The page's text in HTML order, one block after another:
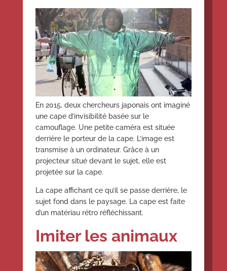
En 2015, deux chercheurs japonais ont imaginé
une cape d’invisibilité basée sur le
camouflage. Une petite caméra est située
derrière le porteur de la cape. L’image est
transmise à un ordinateur. Grâce à un
projecteur situé devant le sujet, elle est
projetée sur la cape.
La cape affichant ce qu’il se passe derrière, le
sujet fond dans le paysage. La cape est faite
d’un matériau rétro réfléchissant.
Imiter les animaux